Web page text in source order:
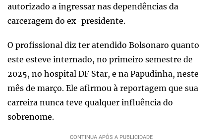
autorizado a ingressar nas dependências da
carceragem do ex-presidente.
O profissional diz ter atendido Bolsonaro quanto
este esteve internado, no primeiro semestre de
2025, no hospital DF Star, e na Papudinha, neste
mês de março. Ele afirmou à reportagem que sua
carreira nunca teve qualquer influência do
sobrenome.